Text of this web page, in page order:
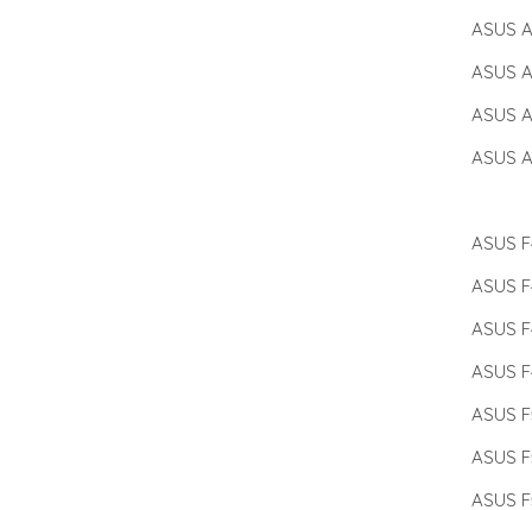
ASUS
ASUS
ASUS
ASUS
ASUS
ASUS
ASUS
ASUS
ASUS
ASUS
ASUS